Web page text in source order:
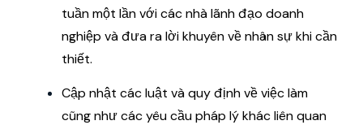
tuần một lần với các nhà lãnh đạo doanh
nghiệp và đưa ra lời khuyên về nhân sự khi cần
thiết.
Cập nhật các luật và quy định về việc làm
cũng như các yêu cầu pháp lý khác liên quan